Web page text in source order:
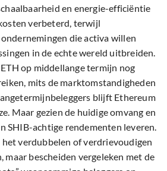
en energie-efficiëntie
verbeterd, terwijl
die activa willen
in de echte wereld uitbreiden.
op middellange termijn nog
mits de marktomstandigheden
blijft Ethereum
Maar gezien de huidige omvang en
SHIB-achtige rendementen leveren.
het verdubbelen of verdrievoudigen
maar bescheiden vergeleken met de